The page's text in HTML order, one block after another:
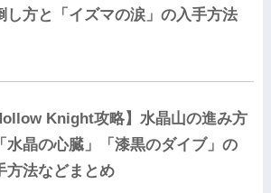
し方と「イズマの涙」の入手方法
Knight攻略】水晶山の進み方
水晶の心臓」「漆黒のダイブ」の
方法などまとめ